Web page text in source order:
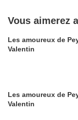
Vous aimerez
Les amoureux de
Valentin
Les amoureux de
Valentin